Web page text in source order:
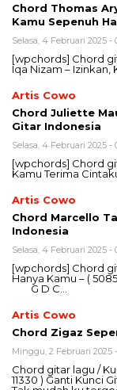
Chord Thomas
Kamu Sepenuh
Selasa, 4 Februari 2025 -
[wpchords] Chord
Iqa Nizam – Izinkan,
Artis Cowo
Chord Juliette
Gitar Indonesia
Selasa, 4 Februari 2025 -
[wpchords] Chord
Kamu Terima
Artis Cowo
Chord Marcello
Indonesia
Selasa, 4 Februari 2025 -
[wpchords] Chord
Hanya Kamu – (
G D C…
Artis Cowo
Chord Zigaz
Minggu, 2 Februari 2025 -
Chord gitar lagu /
11330 ) Ganti